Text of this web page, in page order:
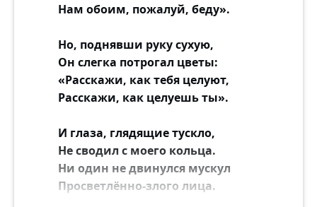
Нам обоим, пожалуй, беду».
Но, поднявши руку сухую,
Он слегка потрогал цветы:
«Расскажи, как тебя целуют,
Расскажи, как целуешь ты».
И глаза, глядящие тускло,
Не сводил с моего кольца.
Ни один не двинулся мускул
Просветлённо-злого лица.